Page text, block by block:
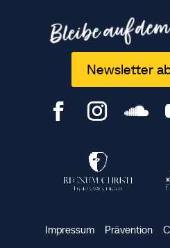
Bleibe auf
Newsletter
Impressum Prävention